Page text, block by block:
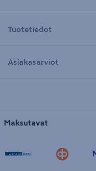
Tuotetiedot
Asiakasarviot
Maksutavat